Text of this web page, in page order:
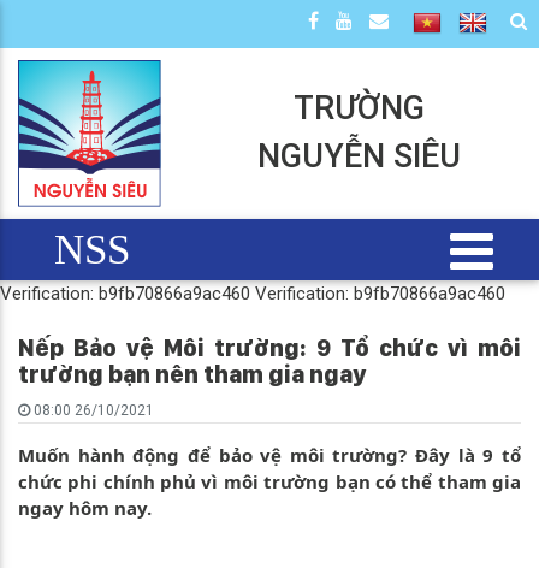
TRƯỜNG
NGUYỄN SIÊU
NSS
Verification: b9fb70866a9ac460 Verification: b9fb70866a9ac460
Nếp Bảo vệ Môi trường: 9 Tổ chức vì môi
trường bạn nên tham gia ngay
08:00 26/10/2021
Muốn hành động để bảo vệ môi trường? Đây là 9 tổ
chức phi chính phủ vì môi trường bạn có thể tham gia
ngay hôm nay.